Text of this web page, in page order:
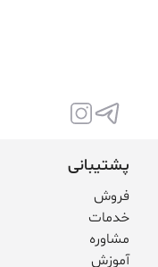
پشتیبانی
فروش
خدمات
مشاوره
آموزش